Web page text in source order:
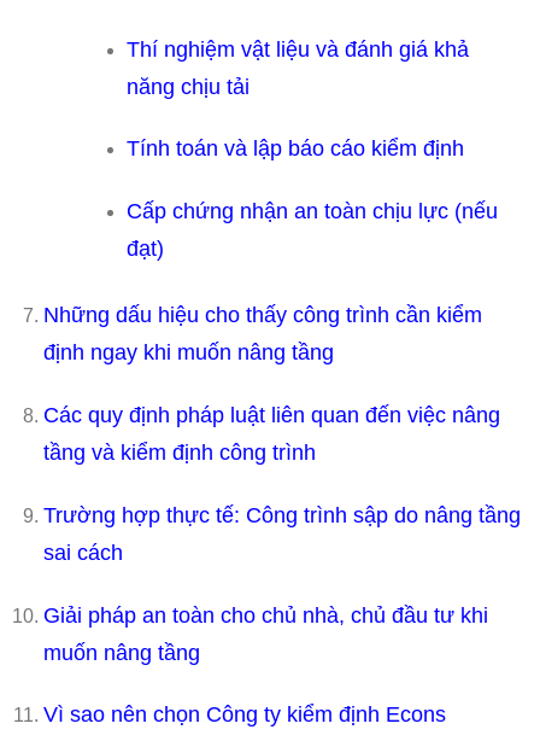
Thí nghiệm vật liệu và đánh giá khả
năng chịu tải
Tính toán và lập báo cáo kiểm định
Cấp chứng nhận an toàn chịu lực (nếu
đạt)
Những dấu hiệu cho thấy công trình cần kiểm
định ngay khi muốn nâng tầng
Các quy định pháp luật liên quan đến việc nâng
tầng và kiểm định công trình
Trường hợp thực tế: Công trình sập do nâng tầng
sai cách
Giải pháp an toàn cho chủ nhà, chủ đầu tư khi
muốn nâng tầng
Vì sao nên chọn Công ty kiểm định Econs